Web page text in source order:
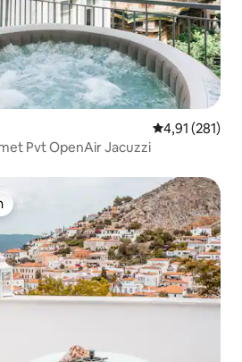
Gemiddelde
4,91 (281)
PLAKA APT met Pvt ΟpenAir Jacuzzi